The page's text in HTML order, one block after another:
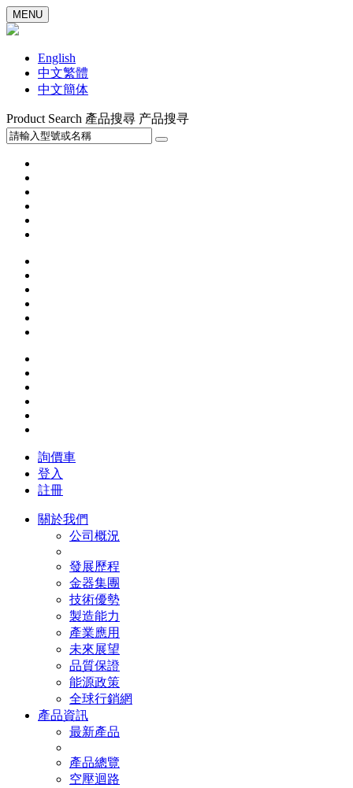
MENU
English
中文繁體
中文簡体
Product Search 產品搜尋 产品搜寻
詢價車
登入
註冊
關於我們
公司概況
發展歷程
金器集團
技術優勢
製造能力
產業應用
未來展望
品質保證
能源政策
全球行銷網
產品資訊
最新產品
產品總覽
空壓迴路